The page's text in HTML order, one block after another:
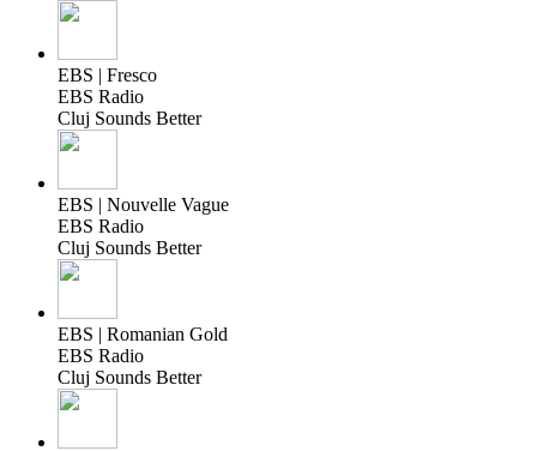
EBS | Fresco
EBS Radio
Cluj Sounds Better
EBS | Nouvelle Vague
EBS Radio
Cluj Sounds Better
EBS | Romanian Gold
EBS Radio
Cluj Sounds Better